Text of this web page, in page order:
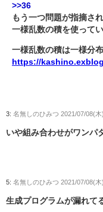
>>36
もう一つ問題が指摘さ
一様乱数の積を使って
一様乱数の積は一様分
https://
3: 名無しのひみつ 2021/07/08(木
いや組み合わせがワンパ
5: 名無しのひみつ 2021/07/08(
生成プログラムが漏れて